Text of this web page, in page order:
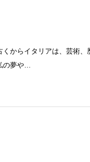
からイタリアは、芸術、
の夢や…